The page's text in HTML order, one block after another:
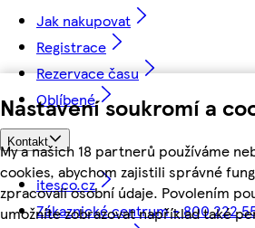
Nastavení soukromí a
My a našich 18 partnerů používáme
cookies, abychom zajistili správné
zpracovali osobní údaje. Povolením
umožníte zobrazovat například také
Jak nakupovat
Registrace
Rezervace času
Oblíbené
Kontakt
itesco.cz
Zákaznické centrum - 800 222